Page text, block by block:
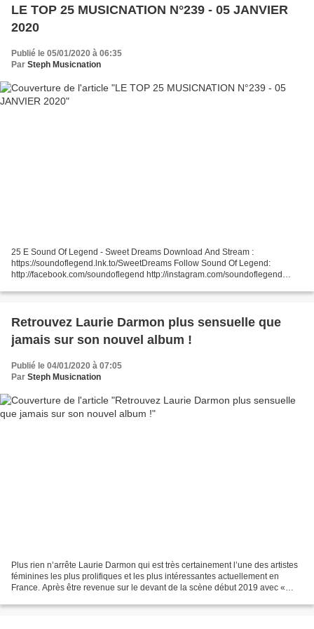
LE TOP 25 MUSICNATION N°239 - 05 JANVIER
2020
Publié le 05/01/2020 à 06:35
Par Steph Musicnation
25 E Sound Of Legend - Sweet Dreams Download And Stream :
https://soundoflegend.lnk.to/SweetDreams Follow Sound Of Legend:
http://facebook.com/soundoflegend http://instagram.com/soundoflegend
Retrouvez Laurie Darmon plus sensuelle que
jamais sur son nouvel album !
Publié le 04/01/2020 à 07:05
Par Steph Musicnation
Plus rien n’arrête Laurie Darmon qui est très certainement l’une des artistes
féminines les plus prolifiques et les plus intéressantes actuellement en
France. Après être revenue sur le devant de la scène début 2019 avec «